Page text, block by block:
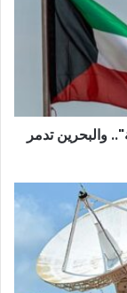
والبحرين تدمر